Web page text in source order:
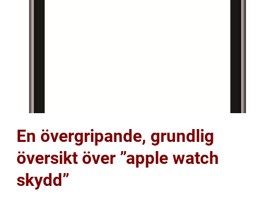
En övergripande, grundlig
översikt över ”apple watch
skydd”